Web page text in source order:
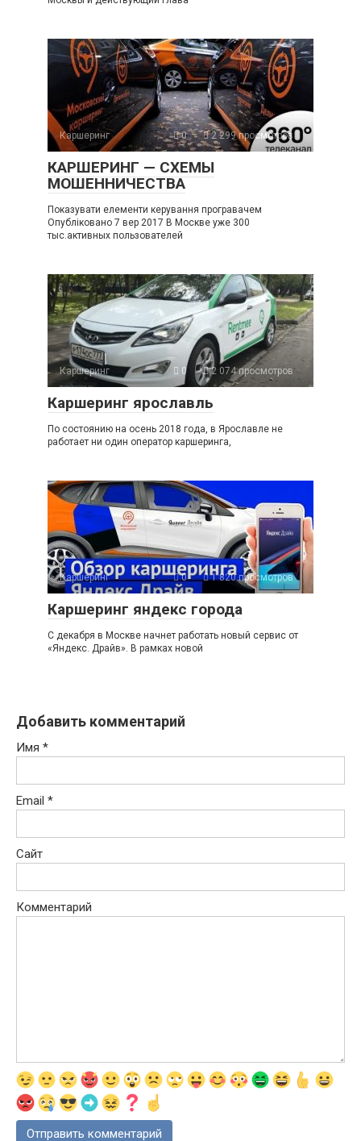
Каршеринг 0 2 299 просмотров
КАРШЕРИНГ — СХЕМЫ
МОШЕННИЧЕСТВА
Показувати елементи керування програвачем
Опубліковано 7 вер 2017 В Москве уже 300
тыс.активных пользователей
Каршеринг 0 2 074 просмотров
Каршеринг ярославль
По состоянию на осень 2018 года, в Ярославле не
работает ни один оператор каршеринга,
Каршеринг 0 1 820 просмотров
Каршеринг яндекс города
С декабря в Москве начнет работать новый сервис от
«Яндекс. Драйв». В рамках новой
Добавить комментарий
Имя *
Email *
Сайт
Комментарий